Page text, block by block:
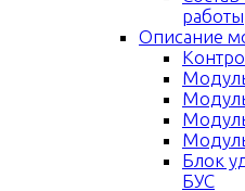
работы
Описание
Блок
БУС